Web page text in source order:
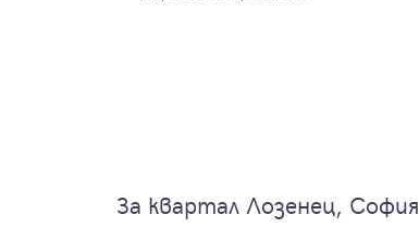
За квартал Лозенец, София